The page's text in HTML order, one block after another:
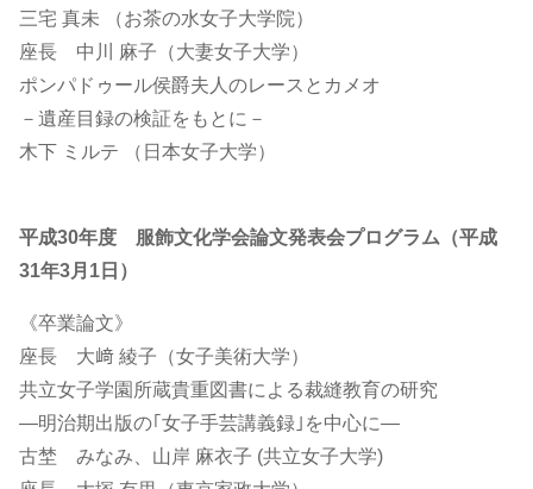
三宅 真未 （お茶の水女子大学院）
座長 中川 麻子（大妻女子大学）
ポンパドゥール侯爵夫人のレースとカメオ
－遺産目録の検証をもとに－
木下 ミルテ （日本女子大学）
平成30年度 服飾文化学会論文発表会プログラム（平成
31年3月1日）
《卒業論文》
座長 大﨑 綾子（女子美術大学）
共立女子学園所蔵貴重図書による裁縫教育の研究
―明治期出版の｢女子手芸講義録｣を中心に―
古埜 みなみ、山岸 麻衣子 (共立女子大学)